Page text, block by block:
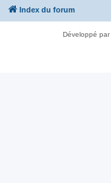
Index du forum
Développé par